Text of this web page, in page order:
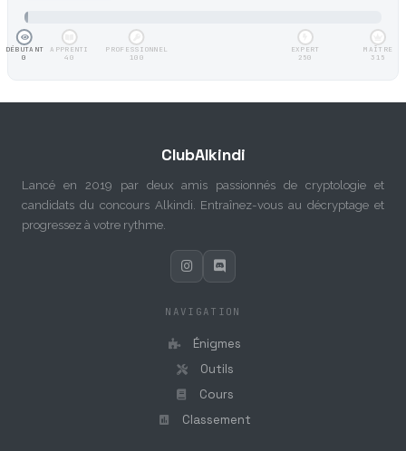
DÉBUTANT
0
APPRENTI
40
PROFESSIONNEL
100
EXPERT
250
MAÎTRE
315
ClubAlkindi
Lancé en 2019 par deux amis passionnés de cryptologie et
candidats du concours Alkindi. Entraînez-vous au décryptage et
progressez à votre rythme.
NAVIGATION
Énigmes
Outils
Cours
Classement